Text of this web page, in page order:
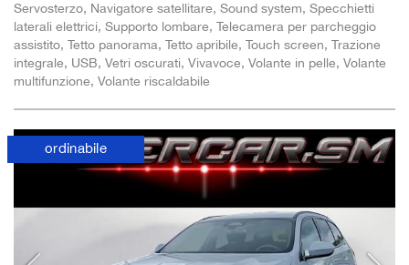
Servosterzo, Navigatore satellitare, Sound system, Specchietti
laterali elettrici, Supporto lombare, Telecamera per parcheggio
assistito, Tetto panorama, Tetto apribile, Touch screen, Trazione
integrale, USB, Vetri oscurati, Vivavoce, Volante in pelle, Volante
multifunzione, Volante riscaldabile
ordinabile